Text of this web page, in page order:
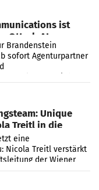
ist
OtterlyAI
Brandenstein
sofort Agenturpartner
Unique
Treitl in die
eine
Nicola Treitl verstärkt
der Wiener
von Josef Kalina und